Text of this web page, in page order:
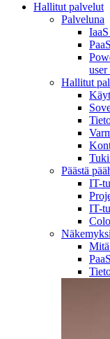
Hallitut palvelut
Palveluna
Hallitut
Päästä
IT-
IT-
Mitä